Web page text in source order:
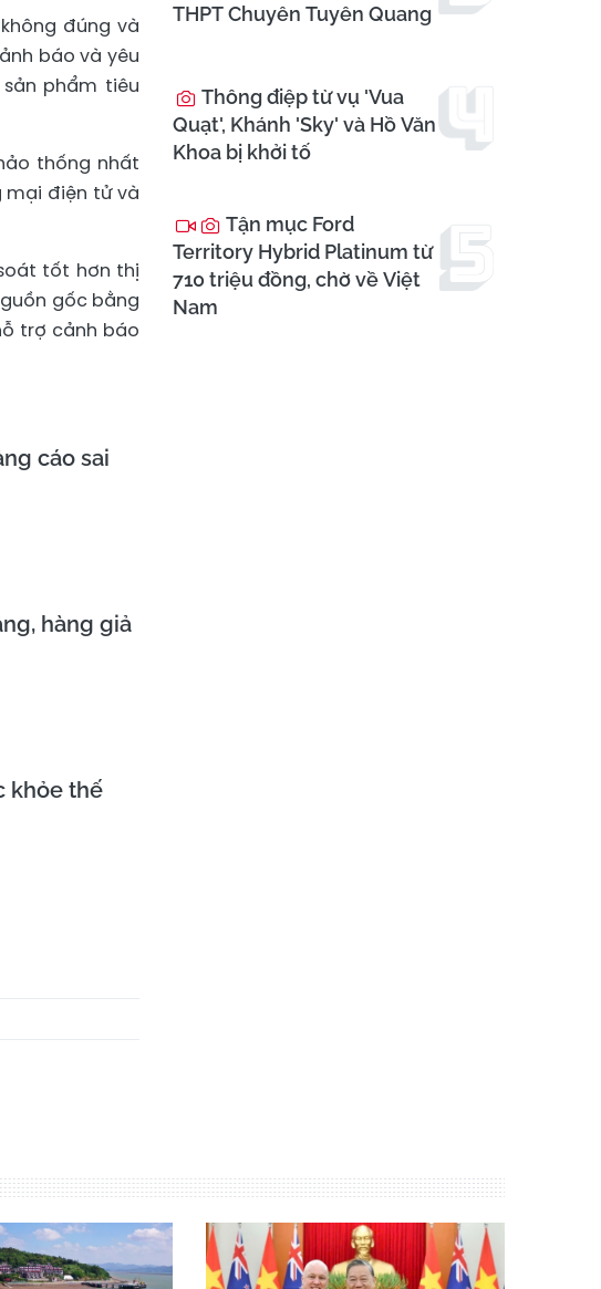
đúng và
báo và yêu
phẩm tiêu
thống nhất
mại điện tử và
tốt hơn thị
gốc bằng
trợ cảnh báo
cáo sai
hàng giả
khỏe thế
THPT Chuyên Tuyên Quang
Thông điệp từ vụ 'Vua
Quạt', Khánh 'Sky' và Hồ Văn
Khoa bị khởi tố
Tận mục Ford
Territory Hybrid Platinum từ
710 triệu đồng, chờ về Việt
Nam